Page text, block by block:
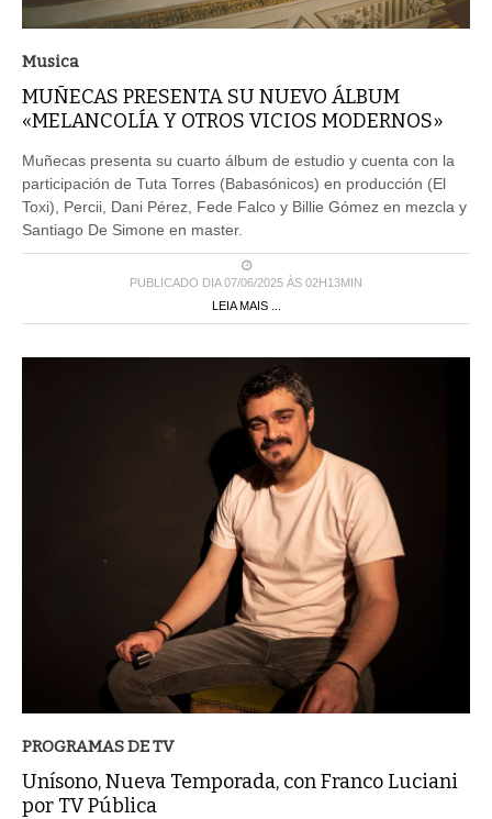
Musica
MUÑECAS PRESENTA SU NUEVO ÁLBUM
«MELANCOLÍA Y OTROS VICIOS MODERNOS»
Muñecas presenta su cuarto álbum de estudio y cuenta con la
participación de Tuta Torres (Babasónicos) en producción (El
Toxi), Percii, Dani Pérez, Fede Falco y Billie Gómez en mezcla y
Santiago De Simone en master.
PUBLICADO DIA 07/06/2025 ÀS 02H13MIN
LEIA MAIS ...
PROGRAMAS DE TV
Unísono, Nueva Temporada, con Franco Luciani
por TV Pública